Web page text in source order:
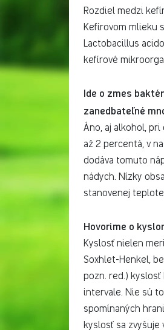
Rozdiel medzi
Kefírovom mlieku
Lactobacillus
kefírové
Ide o zmes
zanedbateľné
Áno, aj alkohol,
až 2 percentá, v
dodáva tomuto
nádych. Nízky
stanovenej
Hovoríme o
Kyslosť nielen
Soxhlet-Henkel,
pozn. red.) kyslosť
intervale. Nie sú
spomínaných
kyslosť sa